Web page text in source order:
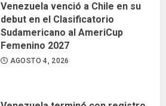
Venezuela venció a Chile en su
debut en el Clasificatorio
Sudamericano al AmeriCup
Femenino 2027
AGOSTO 4, 2026